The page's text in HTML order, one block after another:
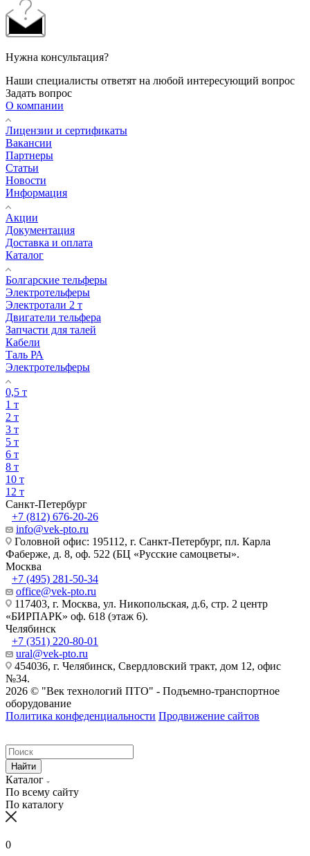
Нужна консультация?
Наши специалисты ответят на любой интересующий вопрос
Задать вопрос
О компании
Лицензии и сертификаты
Вакансии
Партнеры
Статьи
Новости
Информация
Акции
Документация
Доставка и оплата
Каталог
Болгарские тельферы
Электротельферы
Электротали 2 т
Двигатели тельфера
Запчасти для талей
Кабели
Таль РА
Электротельферы
0,5 т
1 т
2 т
3 т
5 т
6 т
8 т
10 т
12 т
Санкт-Петербург
+7 (812) 676-20-26
info@vek-pto.ru
Головной офис: 195112, г. Санкт-Петербург, пл. Карла
Фаберже, д. 8, оф. 522 (БЦ «Русские самоцветы».
Москва
+7 (495) 281-50-34
office@vek-pto.ru
117403, г. Москва, ул. Никопольская, д.6, стр. 2 центр
«БИРПАРК» оф. 618 (этаж 6).
Челябинск
+7 (351) 220-80-01
ural@vek-pto.ru
454036, г. Челябинск, Свердловский тракт, дом 12, офис
№34.
2026 © "Век технологий ПТО" - Подъемно-транспортное
оборудование
Политика конфеденциальности Продвижение сайтов
Найти
Каталог
По всему сайту
По каталогу
0